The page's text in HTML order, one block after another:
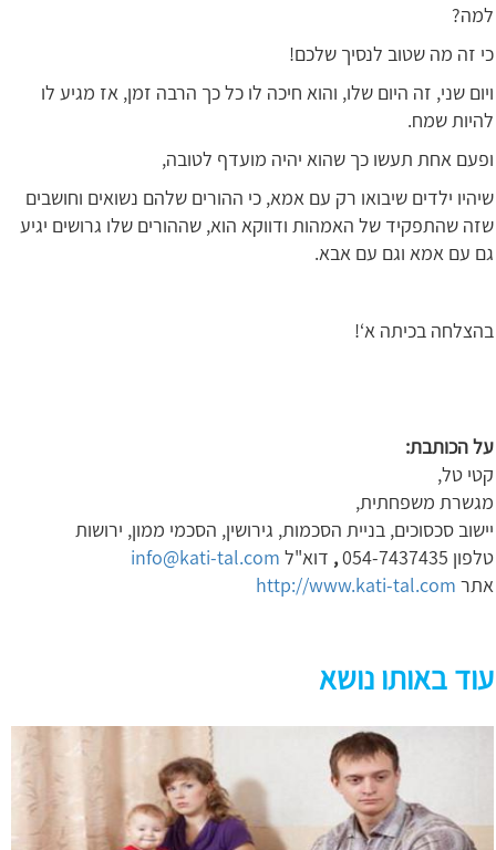
למה?
כי זה מה שטוב לנסיך שלכם!
ויום שני, זה היום שלו, והוא חיכה לו כל כך הרבה זמן, אז מגיע לו
להיות שמח.
ופעם אחת תעשו כך שהוא יהיה מועדף לטובה,
שיהיו ילדים שיבואו רק עם אמא, כי ההורים שלהם נשואים וחושבים
שזה שהתפקיד של האמהות ודווקא הוא, שההורים שלו גרושים יגיע
גם עם אמא וגם עם אבא.
בהצלחה בכיתה א‘!
על הכותבת:
קטי טל,
מגשרת משפחתית,
יישוב סכסוכים, בניית הסכמות, גירושין, הסכמי ממון, ירושות
טלפון 054-7437435
, דוא"ל info@kati-tal.com
אתר http://www.kati-tal.com
עוד באותו נושא